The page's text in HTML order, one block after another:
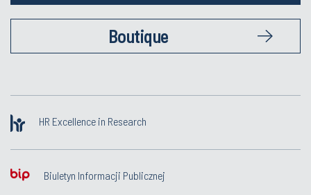
Boutique
HR Excellence in Research
Biuletyn Informacji Publicznej